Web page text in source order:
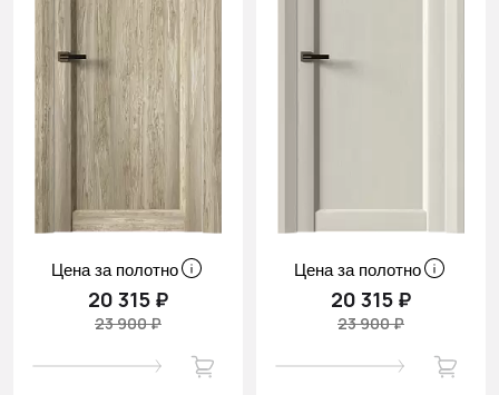
Цена за полотно
20 315 ₽
23 900 ₽
Цена за полотно
20 315 ₽
23 900 ₽